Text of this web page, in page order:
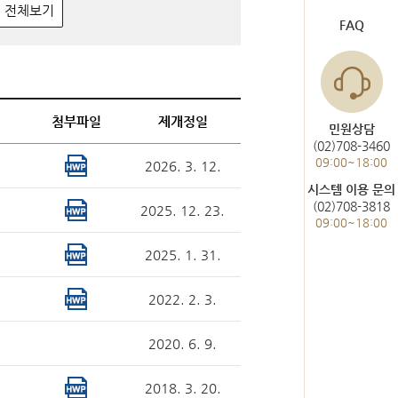
도서관 이용
헌법재판통계
미개정 법령현황
위헌결정
헌법불합치결정
전체보기
첨부파일 제개정일
2026. 3. 12.
2025. 12. 23.
2025. 1. 31.
2022. 2. 3.
2020. 6. 9.
2018. 3. 20.
FAQ
민원상담
(02)708-3460
09:00~18:00
시스템 이용 문의
(02)708-3818
09:00~18:00